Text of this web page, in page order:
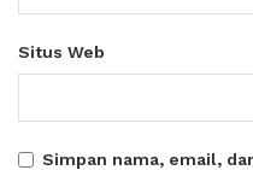
Situs Web
Simpan nama, email,